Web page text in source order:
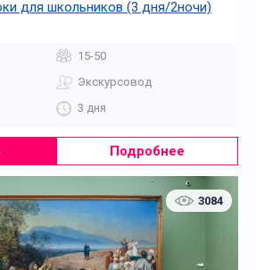
для школьников (3 дня/2ночи)
15-50
Экскурсовод
3 дня
Подробнее
3084